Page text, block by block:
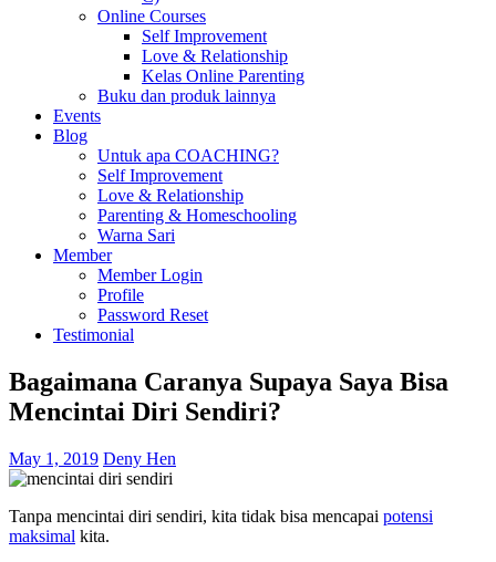
Online Courses
Self Improvement
Love & Relationship
Kelas Online Parenting
Buku dan produk lainnya
Events
Blog
Untuk apa COACHING?
Self Improvement
Love & Relationship
Parenting & Homeschooling
Warna Sari
Member
Member Login
Profile
Password Reset
Testimonial
Bagaimana Caranya Supaya Saya Bisa
Mencintai Diri Sendiri?
May 1, 2019 Deny Hen
Tanpa mencintai diri sendiri, kita tidak bisa mencapai potensi
maksimal kita.